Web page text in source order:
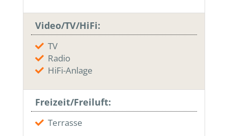
Video/TV/HiFi:
TV
Radio
HiFi-Anlage
Freizeit/Freiluft:
Terrasse